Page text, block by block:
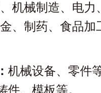
机械制造、电力
、制药、食品加
机械设备、零件
件、模板等。